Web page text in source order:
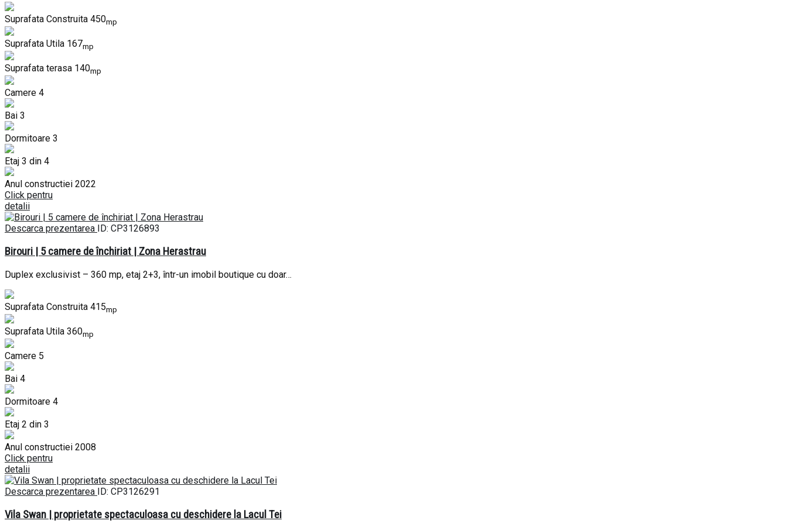
Suprafata Construita 450mp
Suprafata Utila 167mp
Suprafata terasa 140mp
Camere 4
Bai 3
Dormitoare 3
Etaj 3 din 4
Anul constructiei 2022
Click pentru
detalii
Descarca prezentarea
ID: CP3126893
Birouri | 5 camere de închiriat | Zona Herastrau
Duplex exclusivist – 360 mp, etaj 2+3, într-un imobil boutique cu doar…
Suprafata Construita 415mp
Suprafata Utila 360mp
Camere 5
Bai 4
Dormitoare 4
Etaj 2 din 3
Anul constructiei 2008
Click pentru
detalii
Descarca prezentarea
ID: CP3126291
Vila Swan | proprietate spectaculoasa cu deschidere la Lacul Tei